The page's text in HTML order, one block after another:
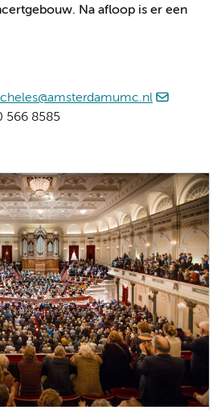
Na afloop is er een
566 8585